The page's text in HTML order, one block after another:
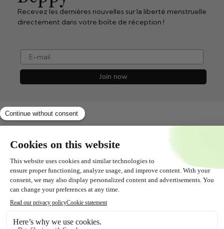
Recevez les dernières nouvelles sur la liberté menstruelle
directement dans votre boîte de réception !
e-mail
Join now
Shopservice
Tout savoir sur
Contact
Suivez-nous !